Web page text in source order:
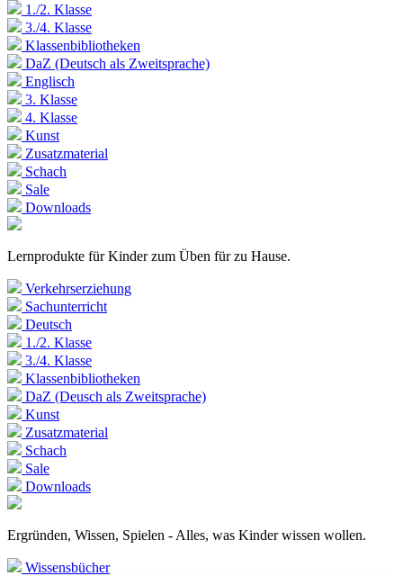
1./2. Klasse
3./4. Klasse
Klassenbibliotheken
DaZ (Deutsch als Zweitsprache)
Englisch
3. Klasse
4. Klasse
Kunst
Zusatzmaterial
Schach
Sale
Downloads
Lernprodukte für Kinder zum Üben für zu Hause.
Verkehrserziehung
Sachunterricht
Deutsch
1./2. Klasse
3./4. Klasse
Klassenbibliotheken
DaZ (Deusch als Zweitsprache)
Kunst
Zusatzmaterial
Schach
Sale
Downloads
Ergründen, Wissen, Spielen - Alles, was Kinder wissen wollen.
Wissensbücher